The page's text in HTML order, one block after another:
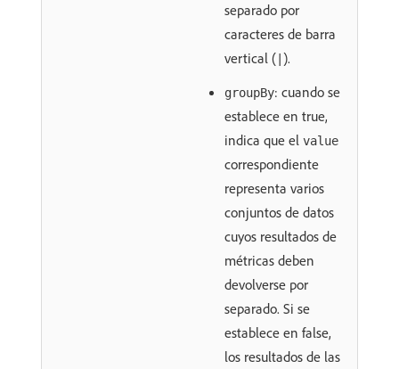
separado por
caracteres de barra
vertical ( ).
groupBy: cuando se
establece en true,
indica que el value
correspondiente
representa varios
conjuntos de datos
cuyos resultados de
métricas deben
devolverse por
separado. Si se
establece en false,
los resultados de las